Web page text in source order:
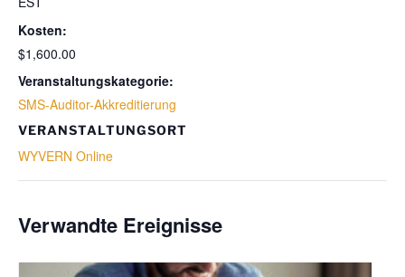
Kosten:
$1,600.00
Veranstaltungskategorie:
SMS-Auditor-Akkreditierung
VERANSTALTUNGSORT
WYVERN Online
Verwandte Ereignisse